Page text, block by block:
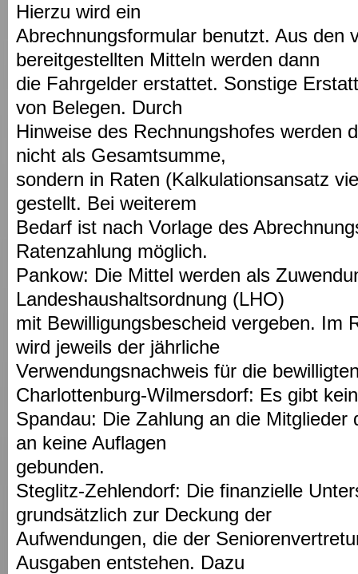
Hierzu wird ein
Abrechnungsformular benutzt. Aus den
bereitgestellten Mitteln werden dann
die Fahrgelder erstattet. Sonstige
von Belegen. Durch
Hinweise des Rechnungshofes werden
nicht als Gesamtsumme,
sondern in Raten (Kalkulationsansatz
gestellt. Bei weiterem
Bedarf ist nach Vorlage des
Ratenzahlung möglich.
Pankow: Die Mittel werden als
Landeshaushaltsordnung (LHO)
mit Bewilligungsbescheid vergeben. Im
wird jeweils der jährliche
Verwendungsnachweis für die
Charlottenburg-Wilmersdorf: Es gibt
Spandau: Die Zahlung an die Mitglieder
an keine Auflagen
gebunden.
Steglitz-Zehlendorf: Die finanzielle
grundsätzlich zur Deckung der
Aufwendungen, die der
Ausgaben entstehen. Dazu